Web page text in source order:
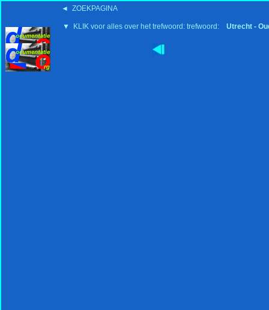
◄ ZOEKPAGINA
▼ KLIK voor alles over het trefwoord: trefwoord: Utrecht -